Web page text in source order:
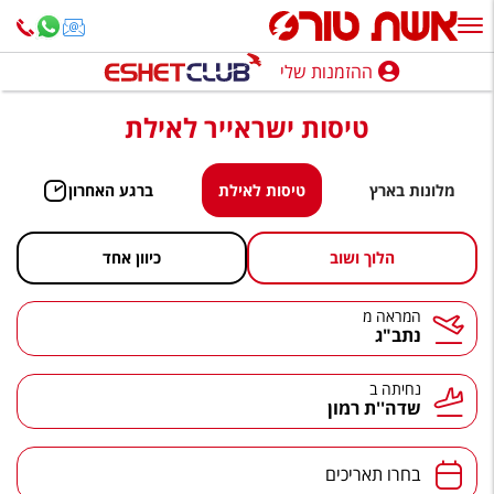
ההזמנות שלי
נופש בארץ
חופשה לפי סגנון
מלונות באילת
טיולים מאורגנים
סגנונות טיול
חבילות נופש
הרגע האחרון
ההזמנות שלי
טיסות ישראייר לאילת
מלונות בארץ טיסות לאילת ברגע האחרון
הלוך ושוב כיוון אחד
המראה המראה מ
נתב"ג
נחיתה נחיתה ב
שדה''ת רמון
תאריכים בחרו תאריכים